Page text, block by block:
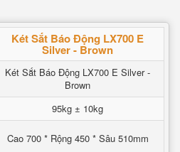
Két Sắt Báo Động LX700 E
Silver - Brown
Két Sắt Báo Động LX700 E Silver -
Brown
95kg ± 10kg
Cao 700 * Rộng 450 * Sâu 510mm